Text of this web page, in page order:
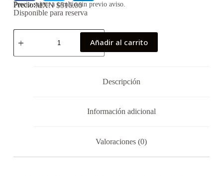
Precio:MXN $516.00
Precio sujeto a cambio sin previo aviso.
Disponible para reserva
Añadir al carrito
Descripción
Información adicional
Valoraciones (0)